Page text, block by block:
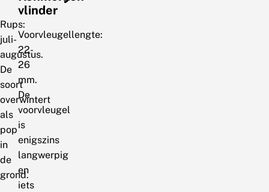
Rups:
juli-
augustus.
De
soort
overwintert
als
pop
in
de
grond.
vlinder
Voorvleugellengte:
22-
26
mm.
De
voorvleugel
is
enigszins
langwerpig
en
iets